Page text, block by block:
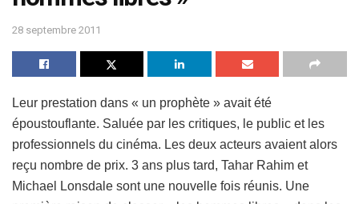
28 septembre 2011
Leur prestation dans « un prophète » avait été
époustouflante. Saluée par les critiques, le public et les
professionnels du cinéma. Les deux acteurs avaient alors
reçu nombre de prix. 3 ans plus tard, Tahar Rahim et
Michael Lonsdale sont une nouvelle fois réunis. Une